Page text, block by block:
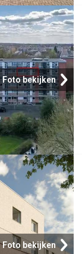
Foto bekijken
Foto bekijken